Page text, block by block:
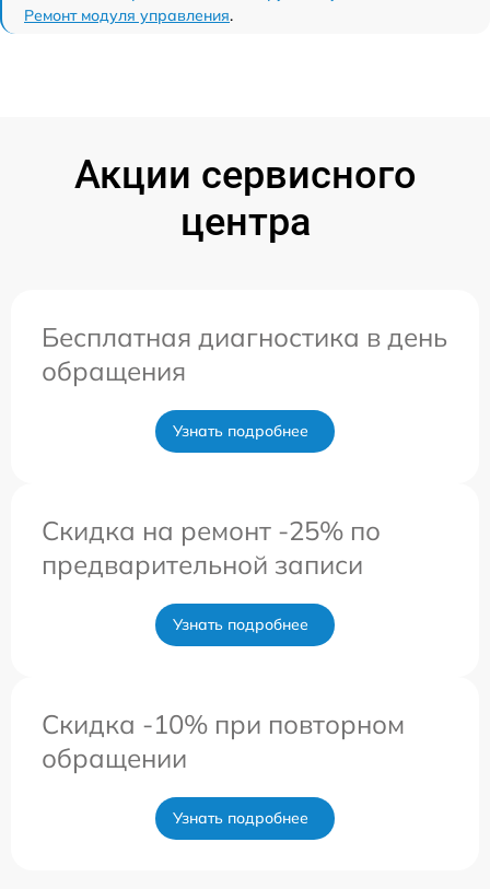
Ремонт модуля управления.
Акции сервисного
центра
Бесплатная диагностика в день
обращения
Узнать подробнее
Скидка на ремонт -25% по
предварительной записи
Узнать подробнее
Скидка -10% при повторном
обращении
Узнать подробнее